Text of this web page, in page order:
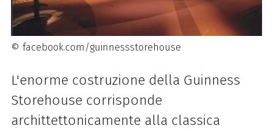
© facebook.com/guinnessstorehouse
L'enorme costruzione della Guinness
Storehouse corrisponde
archittettonicamente alla classica